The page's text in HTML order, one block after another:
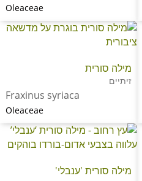
Oleaceae
מילה סורית
זיתיים
Fraxinus syriaca
Oleaceae
מילה סורית 'ענבלי'